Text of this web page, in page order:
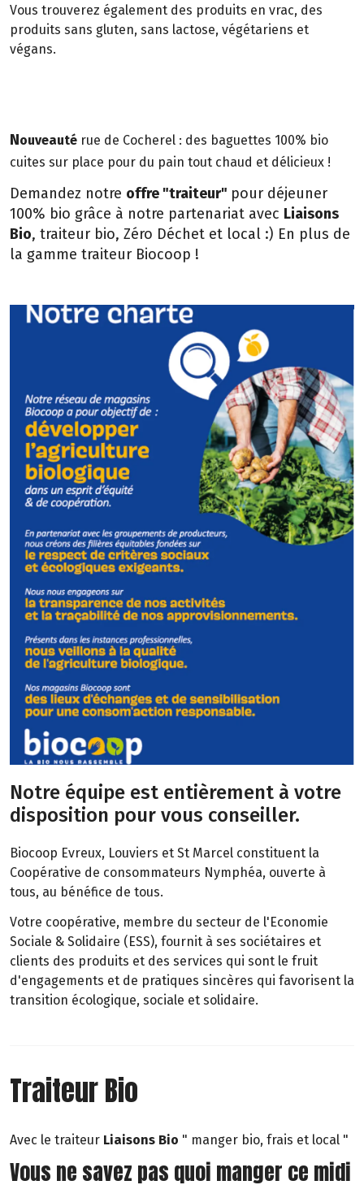
Vous trouverez également des produits en vrac, des
produits sans gluten, sans lactose, végétariens et
végans.
Nouveauté rue de Cocherel : des baguettes 100% bio
cuites sur place pour du pain tout chaud et délicieux !
Demandez notre offre "traiteur" pour déjeuner
100% bio grâce à notre partenariat avec Liaisons
Bio, traiteur bio, Zéro Déchet et local :) En plus de
la gamme traiteur Biocoop !
Notre équipe est entièrement à votre
disposition pour vous conseiller.
Biocoop Evreux, Louviers et St Marcel constituent la
Coopérative de consommateurs Nymphéa, ouverte à
tous, au bénéfice de tous.
Votre coopérative, membre du secteur de l'Economie
Sociale & Solidaire (ESS), fournit à ses sociétaires et
clients des produits et des services qui sont le fruit
d'engagements et de pratiques sincères qui favorisent la
transition écologique, sociale et solidaire.
Traiteur Bio
Avec le traiteur Liaisons Bio " manger bio, frais et local "
Vous ne savez pas quoi manger ce midi